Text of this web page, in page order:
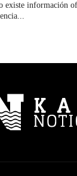
existe información